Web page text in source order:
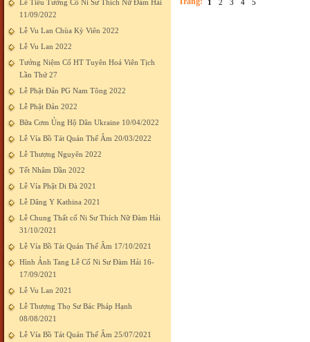
Lễ Tiểu Tường Cố Ni Sư Thích Nữ Đàm Hải
11/09/2022
Lễ Vu Lan Chùa Kỳ Viên 2022
Lễ Vu Lan 2022
Tưởng Niệm Cố HT Tuyên Hoá Viên Tịch
Lần Thứ 27
Lễ Phật Đản PG Nam Tông 2022
Lễ Phật Đản 2022
Bữa Cơm Ủng Hộ Dân Ukraine 10/04/2022
Lễ Vía Bồ Tát Quán Thế Âm 20/03/2022
Lễ Thượng Nguyên 2022
Tết Nhâm Dần 2022
Lễ Vía Phật Di Đà 2021
Lễ Dâng Y Kathina 2021
Lễ Chung Thất cố Ni Sư Thích Nữ Đàm Hải
31/10/2021
Lễ Vía Bồ Tát Quán Thế Âm 17/10/2021
Hình Ảnh Tang Lễ Cố Ni Sư Đàm Hải 16-
17/09/2021
Lễ Vu Lan 2021
Lễ Thượng Thọ Sư Bác Pháp Hạnh
08/08/2021
Lễ Vía Bồ Tát Quán Thế Âm 25/07/2021
1 2 3 4 5